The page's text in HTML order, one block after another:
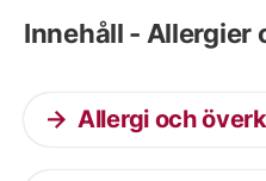
Innehåll - Allergier
Allergi och